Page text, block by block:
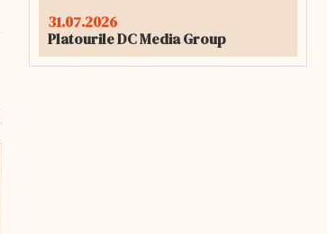
31.07.2026
Platourile DC Media Group